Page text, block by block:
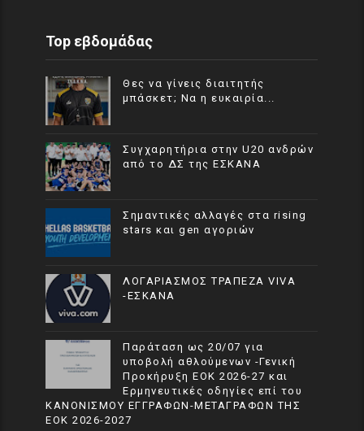
Top εβδομάδας
Θες να γίνεις διαιτητής
μπάσκετ; Να η ευκαιρία...
Συγχαρητήρια στην U20 ανδρών
από το ΔΣ της ΕΣΚΑΝΑ
Σημαντικές αλλαγές στα rising
stars και gen αγοριών
ΛΟΓΑΡΙΑΣΜΟΣ ΤΡΑΠΕΖΑ VIVA
-ΕΣΚΑΝΑ
Παράταση ως 20/07 για
υποβολή αθλούμενων -Γενική
Προκήρυξη ΕΟΚ 2026-27 και
Ερμηνευτικές οδηγίες επί του
ΚΑΝΟΝΙΣΜΟΥ ΕΓΓΡΑΦΩΝ-ΜΕΤΑΓΡΑΦΩΝ ΤΗΣ
ΕΟΚ 2026-2027